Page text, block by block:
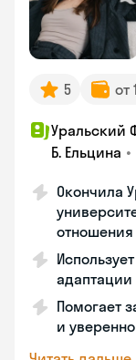
5 от
Уральский
Б. Ельцина •
Окончила
отношения
Помогает
и уверенно